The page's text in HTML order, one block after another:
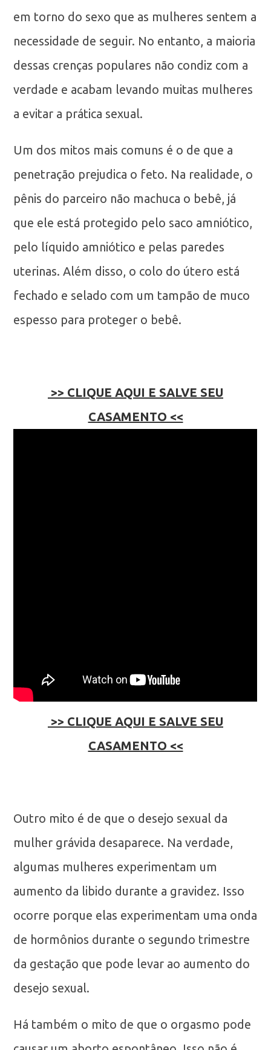
em torno do sexo que as mulheres sentem a
necessidade de seguir. No entanto, a maioria
dessas crenças populares não condiz com a
verdade e acabam levando muitas mulheres
a evitar a prática sexual.
Um dos mitos mais comuns é o de que a
penetração prejudica o feto. Na realidade, o
pênis do parceiro não machuca o bebê, já
que ele está protegido pelo saco amniótico,
pelo líquido amniótico e pelas paredes
uterinas. Além disso, o colo do útero está
fechado e selado com um tampão de muco
espesso para proteger o bebê.
>> CLIQUE AQUI E SALVE SEU
CASAMENTO <<
>> CLIQUE AQUI E SALVE SEU
CASAMENTO <<
Outro mito é de que o desejo sexual da
mulher grávida desaparece. Na verdade,
algumas mulheres experimentam um
aumento da libido durante a gravidez. Isso
ocorre porque elas experimentam uma onda
de hormônios durante o segundo trimestre
da gestação que pode levar ao aumento do
desejo sexual.
Há também o mito de que o orgasmo pode